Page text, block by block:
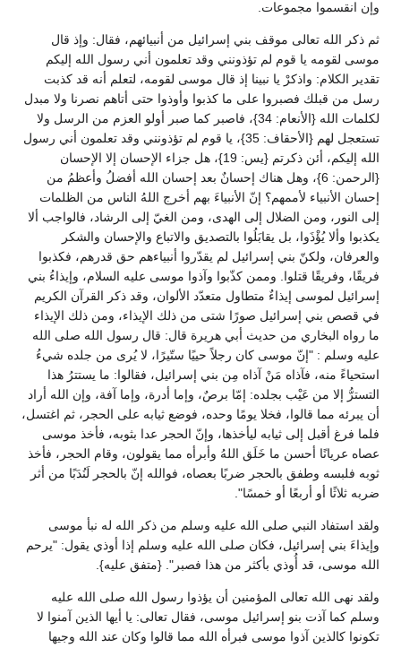
وإن انقسموا مجموعات.
ثم ذكر الله تعالى موقف بني إسرائيل من أنبيائهم، فقال: وإذ قال
موسى لقومه يا قوم لم تؤذونني وقد تعلمون أني رسول الله إليكم
تقدير الكلام: واذكرْ يا نبينا إذ قال موسى لقومه، لتعلم أنه قد كذبت
رسل من قبلك فصبروا على ما كذبوا وأوذوا حتى أتاهم نصرنا ولا مبدل
لكلمات الله {الأنعام: 34}، فاصبر كما صبر أولو العزم من الرسل ولا
تستعجل لهم {الأحقاف: 35}، يا قوم لم تؤذونني وقد تعلمون أني رسول
الله إليكم، أئن ذكرتم {يس: 19}، هل جزاء الإحسان إلا الإحسان
{الرحمن: 6}، وهل هناك إحسانٌ بعد إحسان الله أفضلُ وأعظمُ من
إحسان الأنبياء لأممهم؟ إنّ الأنبياءَ بهم أخرج اللهُ الناس من الظلمات
إلى النور، ومن الضلال إلى الهدى، ومن الغيّ إلى الرشاد، فالواجب ألا
يكذبوا وألا يُؤْذَوا، بل يقابَلُوا بالتصديق والاتباع والإحسان والشكر
والعرفان، ولكنّ بني إسرائيل لم يقدّروا أنبياءهم حق قدرهم، فكذبوا
فريقًا، وفريقًا قتلوا. وممن كذّبوا وآذوا موسى عليه السلام، وإيذاءُ بني
إسرائيل لموسى إيذاءٌ متطاول متعدّد الألوان، وقد ذكر القرآن الكريم
في قصص بني إسرائيل صورًا شتى من ذلك الإيذاء، ومن ذلك الإيذاء
ما رواه البخاري من حديث أبي هريرة قال: قال رسول الله صلى الله
عليه وسلم : "إنّ موسى كان رجلاً حييًا ستّيرًا، لا يُرى من جلده شيءُ
استحياءً منه، فآذاه مَنْ آذاه مِن بني إسرائيل، فقالوا: ما يستترُ هذا
التسترُّ إلا من عَيْب بجلده: إمّا برصٌ، وإما أدرة، وإما آفة، وإن الله أراد
أن يبرئه مما قالوا، فخلا يومًا وحده، فوضع ثيابه على الحجر، ثم اغتسل،
فلما فرغ أقبل إلى ثيابه ليأخذها، وإنّ الحجر عدا بثوبه، فأخذ موسى
عصاه عريانًا أحسن ما خَلَق اللهُ وأبرأه مما يقولون، وقام الحجر، فأخذ
ثوبه فلبسه وطفق بالحجر ضربًا بعصاه، فوالله إنّ بالحجر لَنُدَبًا من أثر
ضربه ثلاثًا أو أربعًا أو خمسًا".
ولقد استفاد النبي صلى الله عليه وسلم من ذكر الله له نبأ موسى
وإيذاءَ بني إسرائيل، فكان صلى الله عليه وسلم إذا أوذي يقول: "يرحم
الله موسى، قد أُوذي بأكثر من هذا فصبر". {متفق عليه}.
ولقد نهى الله تعالى المؤمنين أن يؤذوا رسول الله صلى الله عليه
وسلم كما آذت بنو إسرائيل موسى، فقال تعالى: يا أيها الذين آمنوا لا
تكونوا كالذين آذوا موسى فبرأه الله مما قالوا وكان عند الله وجيها